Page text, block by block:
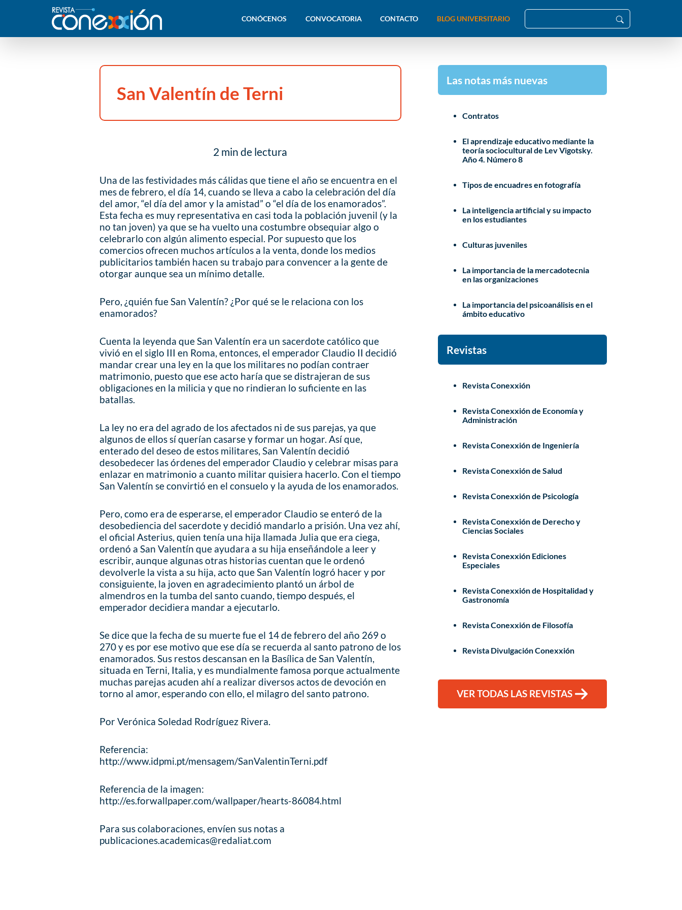
CONÓCENOS CONVOCATORIA CONTACTO BLOG UNIVERSITARIO
San Valentín de Terni
2 min de lectura
Una de las festividades más cálidas que tiene el año se encuentra en el
mes de febrero, el día 14, cuando se lleva a cabo la celebración del día
del amor, “el día del amor y la amistad” o “el día de los enamorados”.
Esta fecha es muy representativa en casi toda la población juvenil (y la
no tan joven) ya que se ha vuelto una costumbre obsequiar algo o
celebrarlo con algún alimento especial. Por supuesto que los
comercios ofrecen muchos artículos a la venta, donde los medios
publicitarios también hacen su trabajo para convencer a la gente de
otorgar aunque sea un mínimo detalle.
Pero, ¿quién fue San Valentín? ¿Por qué se le relaciona con los
enamorados?
Cuenta la leyenda que San Valentín era un sacerdote católico que
vivió en el siglo III en Roma, entonces, el emperador Claudio II decidió
mandar crear una ley en la que los militares no podían contraer
matrimonio, puesto que ese acto haría que se distrajeran de sus
obligaciones en la milicia y que no rindieran lo suficiente en las
batallas.
La ley no era del agrado de los afectados ni de sus parejas, ya que
algunos de ellos sí querían casarse y formar un hogar. Así que,
enterado del deseo de estos militares, San Valentín decidió
desobedecer las órdenes del emperador Claudio y celebrar misas para
enlazar en matrimonio a cuanto militar quisiera hacerlo. Con el tiempo
San Valentín se convirtió en el consuelo y la ayuda de los enamorados.
Pero, como era de esperarse, el emperador Claudio se enteró de la
desobediencia del sacerdote y decidió mandarlo a prisión. Una vez ahí,
el oficial Asterius, quien tenía una hija llamada Julia que era ciega,
ordenó a San Valentín que ayudara a su hija enseñándole a leer y
escribir, aunque algunas otras historias cuentan que le ordenó
devolverle la vista a su hija, acto que San Valentín logró hacer y por
consiguiente, la joven en agradecimiento plantó un árbol de
almendros en la tumba del santo cuando, tiempo después, el
emperador decidiera mandar a ejecutarlo.
Se dice que la fecha de su muerte fue el 14 de febrero del año 269 o
270 y es por ese motivo que ese día se recuerda al santo patrono de los
enamorados. Sus restos descansan en la Basílica de San Valentín,
situada en Terni, Italia, y es mundialmente famosa porque actualmente
muchas parejas acuden ahí a realizar diversos actos de devoción en
torno al amor, esperando con ello, el milagro del santo patrono.
Por Verónica Soledad Rodríguez Rivera.
Referencia:
http://www.idpmi.pt/mensagem/SanValentinTerni.pdf
Referencia de la imagen:
http://es.forwallpaper.com/wallpaper/hearts-86084.html
Para sus colaboraciones, envíen sus notas a
publicaciones.academicas@redaliat.com
Las notas más nuevas
Contratos
El aprendizaje educativo mediante la
teoría sociocultural de Lev Vigotsky.
Año 4. Número 8
Tipos de encuadres en fotografía
La inteligencia artificial y su impacto
en los estudiantes
Culturas juveniles
La importancia de la mercadotecnia
en las organizaciones
La importancia del psicoanálisis en el
ámbito educativo
Revistas
Revista Conexxión
Revista Conexxión de Economía y
Administración
Revista Conexxión de Ingeniería
Revista Conexxión de Salud
Revista Conexxión de Psicología
Revista Conexxión de Derecho y
Ciencias Sociales
Revista Conexxión Ediciones
Especiales
Revista Conexxión de Hospitalidad y
Gastronomía
Revista Conexxión de Filosofía
Revista Divulgación Conexxión
VER TODAS LAS REVISTAS